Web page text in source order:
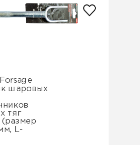
шаровых
тяг
(размер
L-